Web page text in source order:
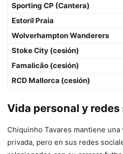
Sporting CP (Cantera)
Estoril Praia
Wolverhampton Wanderers
Stoke City (cesión)
Famalicão (cesión)
RCD Mallorca (cesión)
Vida personal y
Chiquinho Tavares mantiene
privada, pero en sus redes